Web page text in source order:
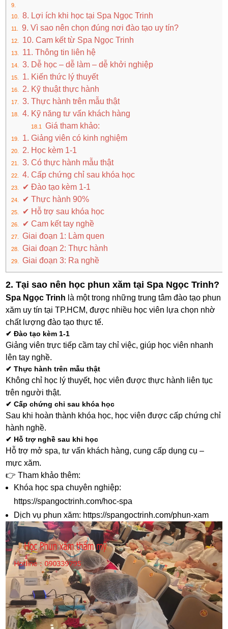
8. Lợi ích khi học tại Spa Ngọc Trinh
9. Vì sao nên chọn đúng nơi đào tạo uy tín?
10. Cam kết từ Spa Ngọc Trinh
11. Thông tin liên hệ
3. Dễ học – dễ làm – dễ khởi nghiệp
1. Kiến thức lý thuyết
2. Kỹ thuật thực hành
3. Thực hành trên mẫu thật
4. Kỹ năng tư vấn khách hàng
Giá tham khảo:
1. Giảng viên có kinh nghiệm
2. Học kèm 1-1
3. Có thực hành mẫu thật
4. Cấp chứng chỉ sau khóa học
✔ Đào tạo kèm 1-1
✔ Thực hành 90%
✔ Hỗ trợ sau khóa học
✔ Cam kết tay nghề
Giai đoạn 1: Làm quen
Giai đoạn 2: Thực hành
Giai đoạn 3: Ra nghề
2. Tại sao nên học phun xăm tại Spa Ngọc Trinh?
Spa Ngọc Trinh là một trong những trung tâm đào tạo phun
xăm uy tín tại TP.HCM, được nhiều học viên lựa chọn nhờ
chất lượng đào tạo thực tế.
✔ Đào tạo kèm 1-1
Giảng viên trực tiếp cầm tay chỉ việc, giúp học viên nhanh
lên tay nghề.
✔ Thực hành trên mẫu thật
Không chỉ học lý thuyết, học viên được thực hành liên tục
trên người thật.
✔ Cấp chứng chỉ sau khóa học
Sau khi hoàn thành khóa học, học viên được cấp chứng chỉ
hành nghề.
✔ Hỗ trợ nghề sau khi học
Hỗ trợ mở spa, tư vấn khách hàng, cung cấp dụng cụ –
mực xăm.
👉 Tham khảo thêm:
Khóa học spa chuyên nghiệp:
https://spangoctrinh.com/hoc-spa
Dịch vụ phun xăm: https://spangoctrinh.com/phun-xam